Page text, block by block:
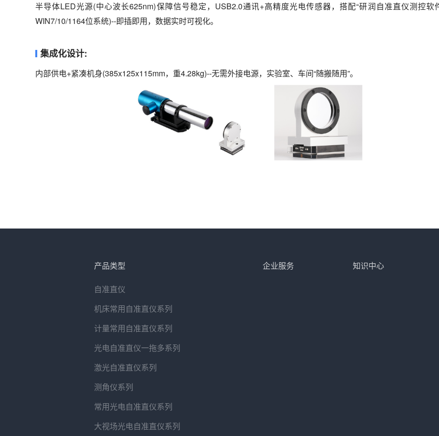
半导体LED光源(中心波长625nm)保障信号稳定，USB2.0通讯+高精度光电传感器，搭配“研润自准直仪测控软
WIN7/10/1164位系统)--即插即用，数据实时可视化。
集成化设计:
内部供电+紧凑机身(385x125x115mm，重4.28kg)--无需外接电源，实验室、车间“随搬随用”。
产品类型
自准直仪
机床常用自准直仪系列
计量常用自准直仪系列
光电自准直仪一拖多系列
激光自准直仪系列
测角仪系列
常用光电自准直仪系列
大视场光电自准直仪系列
企业服务 知识中心